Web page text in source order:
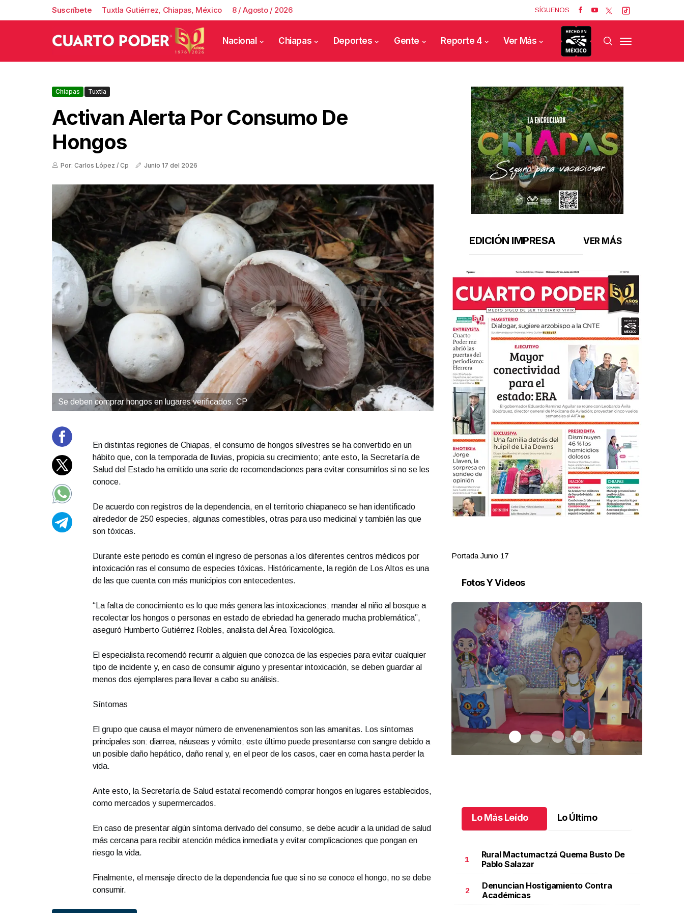
Suscríbete Tuxtla Gutiérrez, Chiapas, México 8 / Agosto / 2026 SÍGUENOS
Nacional Chiapas Deportes Gente Reporte 4 Ver Más
Chiapas Tuxtla
Activan Alerta Por Consumo De
Hongos
Por: Carlos López / Cp Junio 17 del 2026
Se deben comprar hongos en lugares verificados. CP
En distintas regiones de Chiapas, el consumo de hongos silvestres se ha convertido en un
hábito que, con la temporada de lluvias, propicia su crecimiento; ante esto, la Secretaría de
Salud del Estado ha emitido una serie de recomendaciones para evitar consumirlos si no se les
conoce.
De acuerdo con registros de la dependencia, en el territorio chiapaneco se han identificado
alrededor de 250 especies, algunas comestibles, otras para uso medicinal y también las que
son tóxicas.
Durante este periodo es común el ingreso de personas a los diferentes centros médicos por
intoxicación ras el consumo de especies tóxicas. Históricamente, la región de Los Altos es una
de las que cuenta con más municipios con antecedentes.
“La falta de conocimiento es lo que más genera las intoxicaciones; mandar al niño al bosque a
recolectar los hongos o personas en estado de ebriedad ha generado mucha problemática”,
aseguró Humberto Gutiérrez Robles, analista del Área Toxicológica.
El especialista recomendó recurrir a alguien que conozca de las especies para evitar cualquier
tipo de incidente y, en caso de consumir alguno y presentar intoxicación, se deben guardar al
menos dos ejemplares para llevar a cabo su análisis.
Síntomas
El grupo que causa el mayor número de envenenamientos son las amanitas. Los síntomas
principales son: diarrea, náuseas y vómito; este último puede presentarse con sangre debido a
un posible daño hepático, daño renal y, en el peor de los casos, caer en coma hasta perder la
vida.
Ante esto, la Secretaría de Salud estatal recomendó comprar hongos en lugares establecidos,
como mercados y supermercados.
En caso de presentar algún síntoma derivado del consumo, se debe acudir a la unidad de salud
más cercana para recibir atención médica inmediata y evitar complicaciones que pongan en
riesgo la vida.
Finalmente, el mensaje directo de la dependencia fue que si no se conoce el hongo, no se debe
consumir.
EDICIÓN IMPRESA VER MÁS
Portada Junio 14 Portada Junio 17
Fotos Y Videos
Daritza Isabel, un cumpleaños muy k-pop.Daritza
Isabel, un cumpleaños muy k-pop
Lo Más Leído Lo Último
1
Rural Mactumactzá Quema Busto De
Pablo Salazar
2
Denuncian Hostigamiento Contra
Académicas